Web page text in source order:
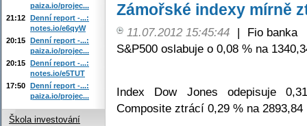
Zámořské indexy mírně
11.07.2012 15:45:44 |
Fio banka
S&P500 oslabuje o 0,08 % na
Index Dow Jones odepisuje
Composite ztrácí 0,29 % na 2893,84
paiza.io/projec...
21:12 Denní report -...:
notes.io/e6qyW
20:15 Denní report -...:
paiza.io/projec...
20:15 Denní report -...:
notes.io/e5TUT
17:50 Denní report -...:
paiza.io/projec...
Škola investování